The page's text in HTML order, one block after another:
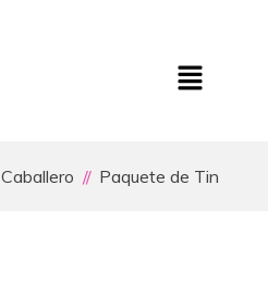
Caballero Paquete de Tin